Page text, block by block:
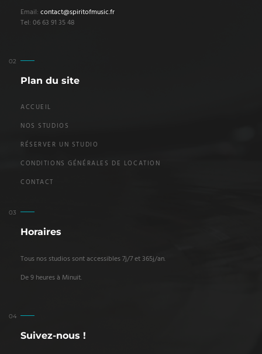
Email: contact@spiritofmusic.fr
Tel: 06 63 91 35 48
Plan du site
ACCUEIL
NOS STUDIOS
RÉSERVER UN STUDIO
CONDITIONS GÉNÉRALES DE LOCATION
CONTACT
Horaires
Tous nos studios sont accessibles 7j/7 et 365j/an.
De 9 heures à Minuit.
Suivez-nous !